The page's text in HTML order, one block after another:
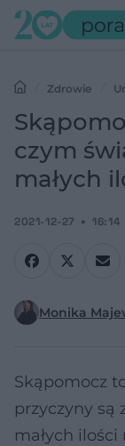
Zdrowie
czym świadczy
czym
małych
2021-12-27 16:14
Monika
Skąpomocz
przyczyny są
małych